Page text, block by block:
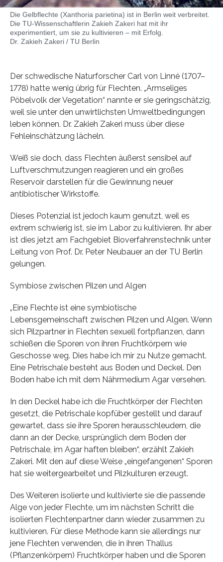
Die Gelbflechte (Xanthoria parietina) ist in Berlin weit verbreitet.
Die TU-Wissenschaftlerin Zakieh Zakeri hat mit ihr
experimentiert, um sie zu kultivieren – mit Erfolg.
Dr. Zakieh Zakeri / TU Berlin
Der schwedische Naturforscher Carl von Linné (1707–
1778) hatte wenig übrig für Flechten. „Armseliges
Pöbelvolk der Vegetation“ nannte er sie geringschätzig,
weil sie unter den unwirtlichsten Umweltbedingungen
leben können. Dr. Zakieh Zakeri muss über diese
Fehleinschätzung lächeln.
Weiß sie doch, dass Flechten äußerst sensibel auf
Luftverschmutzungen reagieren und ein großes
Reservoir darstellen für die Gewinnung neuer
antibiotischer Wirkstoffe.
Dieses Potenzial ist jedoch kaum genutzt, weil es
extrem schwierig ist, sie im Labor zu kultivieren. Ihr aber
ist dies jetzt am Fachgebiet Bioverfahrenstechnik unter
Leitung von Prof. Dr. Peter Neubauer an der TU Berlin
gelungen.
Symbiose zwischen Pilzen und Algen
„Eine Flechte ist eine symbiotische
Lebensgemeinschaft zwischen Pilzen und Algen. Wenn
sich Pilzpartner in Flechten sexuell fortpflanzen, dann
schießen die Sporen von ihren Fruchtkörpern wie
Geschosse weg. Dies habe ich mir zu Nutze gemacht.
Eine Petrischale besteht aus Boden und Deckel. Den
Boden habe ich mit dem Nährmedium Agar versehen.
In den Deckel habe ich die Fruchtkörper der Flechten
gesetzt, die Petrischale kopfüber gestellt und darauf
gewartet, dass sie ihre Sporen herausschleudern, die
dann an der Decke, ursprünglich dem Boden der
Petrischale, im Agar haften bleiben“, erzählt Zakieh
Zakeri. Mit den auf diese Weise „eingefangenen“ Sporen
hat sie weitergearbeitet und Pilzkulturen erzeugt.
Des Weiteren isolierte und kultivierte sie die passende
Alge von jeder Flechte, um im nächsten Schritt die
isolierten Flechtenpartner dann wieder zusammen zu
kultivieren. Für diese Methode kann sie allerdings nur
jene Flechten verwenden, die in ihren Thallus
(Pflanzenkörpern) Fruchtkörper haben und die Sporen